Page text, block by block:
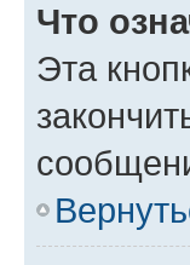
Что
Эта